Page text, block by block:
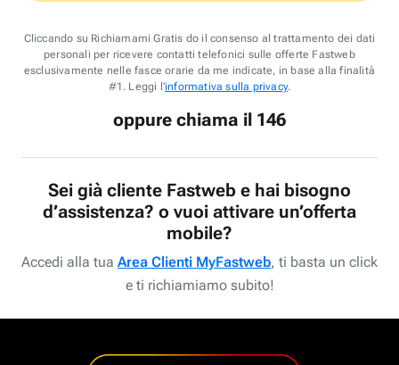
Cliccando su Richiamami Gratis do il consenso al trattamento dei dati
personali per ricevere contatti telefonici sulle offerte Fastweb
esclusivamente nelle fasce orarie da me indicate, in base alla finalità
#1. Leggi l'informativa sulla privacy.
oppure chiama il 146
Sei già cliente Fastweb e hai bisogno
d’assistenza? o vuoi attivare un’offerta
mobile?
Accedi alla tua Area Clienti MyFastweb, ti basta un click
e ti richiamiamo subito!